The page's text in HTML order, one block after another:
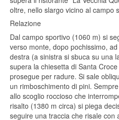
oltre, nello slargo vicino al campo
Relazione
Dal campo sportivo (1060 m) si
verso monte, dopo pochissimo,
destra (a sinistra si sbuca su una
supera la chiesetta di Santa
prosegue per radure. Si sale
un rimboschimento di pini.
allo scoglio roccioso che
risalto (1380 m circa) si piega
seguire una traccia che risale con